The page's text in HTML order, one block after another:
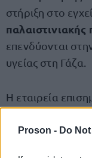
Proson - Do
στήριξη στο
επενδύονται
υγείας στη Γάζα.
Η εταιρεία
αποκατάσταση